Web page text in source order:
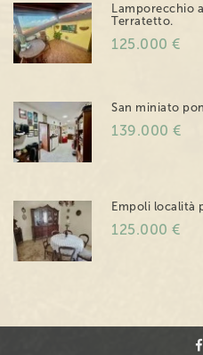
Lamporecchio
Terratetto.
125.000 €
San miniato
139.000 €
Empoli località
125.000 €